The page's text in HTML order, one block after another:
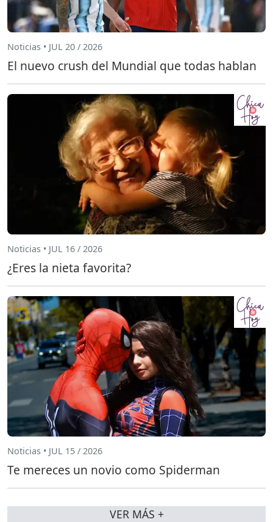
Noticias • JUL 20 / 2026
El nuevo crush del Mundial que todas hablan
Noticias • JUL 16 / 2026
¿Eres la nieta favorita?
Noticias • JUL 15 / 2026
Te mereces un novio como Spiderman
VER MÁS +